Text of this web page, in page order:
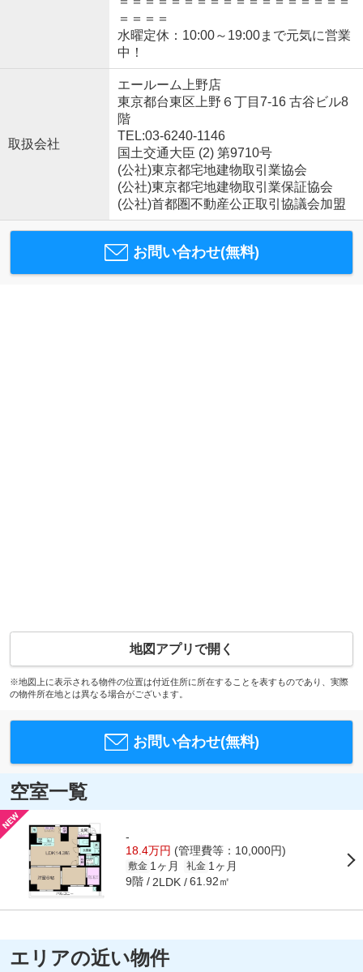
＝＝＝＝
水曜定休：10:00～19:00まで元気に営業
中！
取扱会社
エールーム上野店
東京都台東区上野６丁目7-16 古谷ビル8
階
TEL:03-6240-1146
国土交通大臣 (2) 第9710号
(公社)東京都宅地建物取引業協会
(公社)東京都宅地建物取引業保証協会
(公社)首都圏不動産公正取引協議会加盟
お問い合わせ(無料)
地図アプリで開く
※地図上に表示される物件の位置は付近住所に所在することを表すものであり、実際
の物件所在地とは異なる場合がございます。
お問い合わせ(無料)
空室一覧
-
18.4万円 (管理費等：10,000円)
敷金 1ヶ月 礼金 1ヶ月
9階 2LDK 61.92㎡
エリアの近い物件